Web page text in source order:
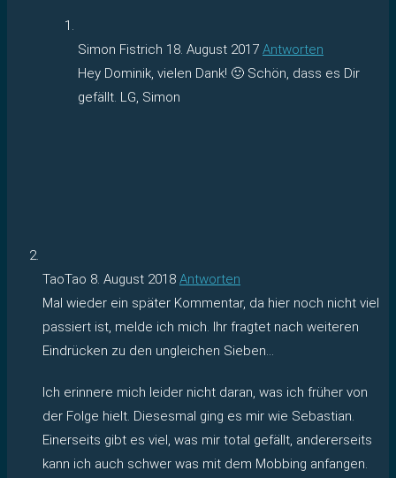
Simon Fistrich 18. August 2017 Antworten
Hey Dominik, vielen Dank! 🙂 Schön, dass es Dir
gefällt. LG, Simon
TaoTao 8. August 2018 Antworten
Mal wieder ein später Kommentar, da hier noch nicht viel
passiert ist, melde ich mich. Ihr fragtet nach weiteren
Eindrücken zu den ungleichen Sieben…
Ich erinnere mich leider nicht daran, was ich früher von
der Folge hielt. Diesesmal ging es mir wie Sebastian.
Einerseits gibt es viel, was mir total gefällt, andererseits
kann ich auch schwer was mit dem Mobbing anfangen.